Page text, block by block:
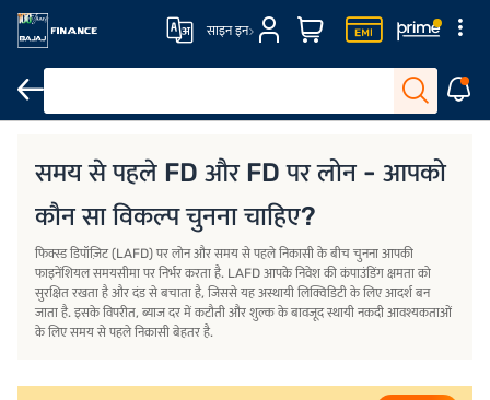
साइन इन
समय से पहले FD और FD पर लोन - आपको
कौन सा विकल्प चुनना चाहिए?
फिक्स्ड डिपॉज़िट (LAFD) पर लोन और समय से पहले निकासी के बीच चुनना आपकी
फाइनेंशियल समयसीमा पर निर्भर करता है. LAFD आपके निवेश की कंपाउंडिंग क्षमता को
सुरक्षित रखता है और दंड से बचाता है, जिससे यह अस्थायी लिक्विडिटी के लिए आदर्श बन
जाता है. इसके विपरीत, ब्याज दर में कटौती और शुल्क के बावजूद स्थायी नकदी आवश्यकताओं
के लिए समय से पहले निकासी बेहतर है.